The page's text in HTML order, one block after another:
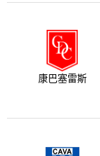
康巴塞雷斯